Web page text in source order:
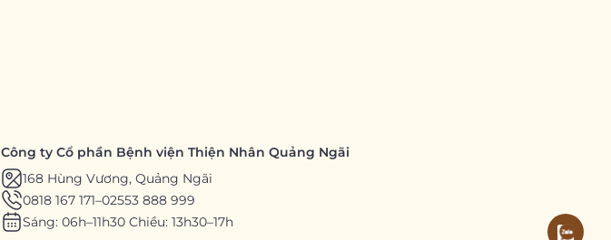
Công ty Cổ phần Bệnh viện Thiện Nhân Quảng Ngãi
168 Hùng Vương, Quảng Ngãi
0818 167 171–02553 888 999
Sáng: 06h–11h30 Chiều: 13h30–17h